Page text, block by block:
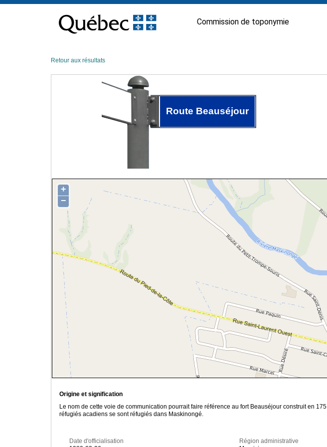
contenu
Commission de toponymie
Retour aux résultats
Route Beauséjour
+
−
Origine et signification
Le nom de cette voie de communication pourrait faire référence au fort Beauséjour construit en
réfugiés acadiens se sont réfugiés dans Maskinongé.
Date d'officialisation
Région administrative